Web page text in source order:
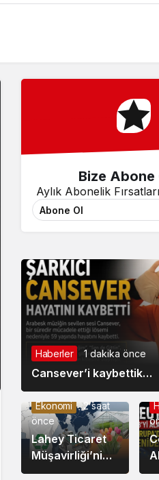
Bize Abone
Aylık Abonelik
Abone Ol
Haberler 1 dakika önce
Cansever’i kaybettik…
Ekonomi
2 saat
önce
Lahey Ticaret
Müşavirliği’nin
hazırladığı